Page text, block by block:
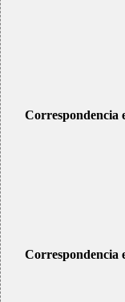
Correspondencia
Correspondencia